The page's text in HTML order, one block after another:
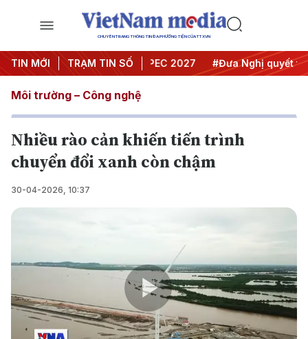
CHUYÊN TRANG THÔNG TIN ĐA PHƯƠNG TIỆN CỦA TTXVN
TIN MỚI TRẠM TIN SỐ
nghị Trung ương 3 #APEC 2027 #Đưa Nghị quyết thành
Môi trường – Công nghệ
Nhiều rào cản khiến tiến trình
chuyển đổi xanh còn chậm
30-04-2026, 10:37
Play